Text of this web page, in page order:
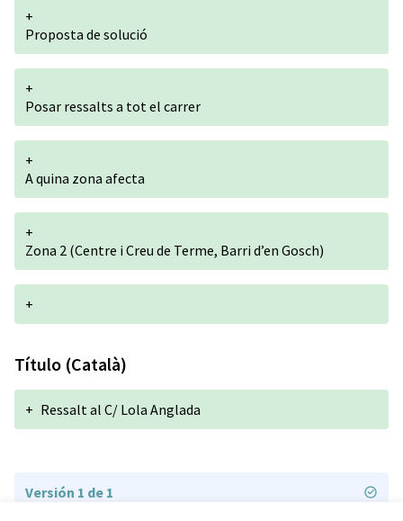
+
Proposta de solució
+
Posar ressalts a tot el carrer
+
A quina zona afecta
+
Zona 2 (Centre i Creu de Terme, Barri d’en Gosch)
+
Título (Català)
+ Ressalt al C/ Lola Anglada
Versión 1 de 1